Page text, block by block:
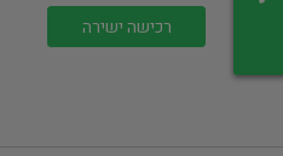
רכישה ישירה